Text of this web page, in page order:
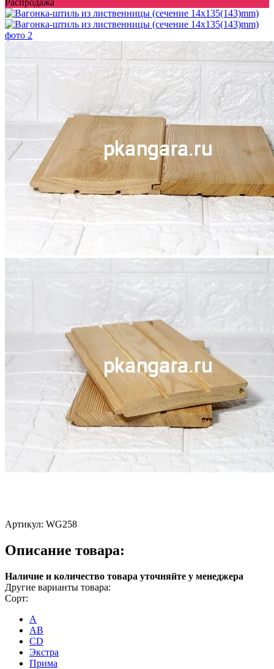
Артикул: WG258
Описание товара:
Наличие и количество товара уточняйте у менеджера
Другие варианты товара:
Сорт:
A
AB
CD
Экстра
Прима